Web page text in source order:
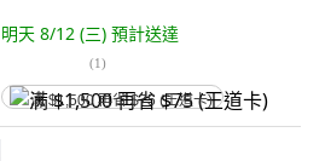
明天 8/12 (三) 預計送達
(1)
满 $1,500 再省 $75 (王道卡)